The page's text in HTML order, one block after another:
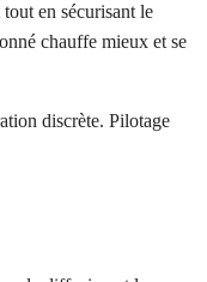
en sécurisant le
chauffe mieux et se
discrète. Pilotage